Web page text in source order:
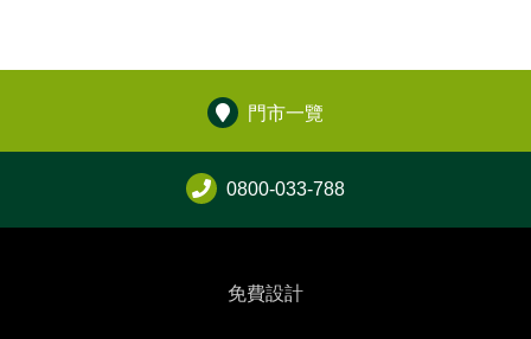
門市一覽
0800-033-788
免費設計